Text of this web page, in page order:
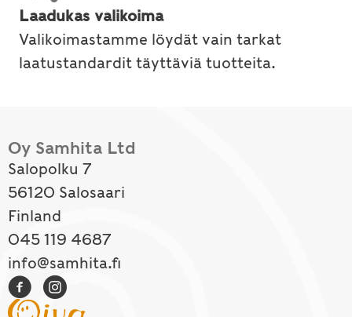
Laadukas valikoima
Valikoimastamme löydät vain tarkat
laatustandardit täyttäviä tuotteita.
Oy Samhita Ltd
Salopolku 7
56120 Salosaari
Finland
045 119 4687
info@samhita.fi